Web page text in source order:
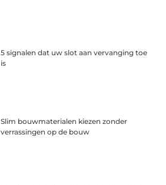
5 signalen dat uw slot aan vervanging toe
is
Slim bouwmaterialen kiezen zonder
verrassingen op de bouw